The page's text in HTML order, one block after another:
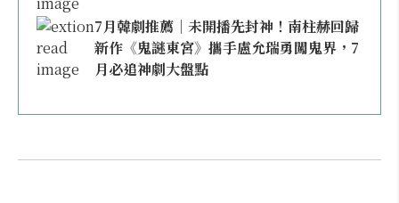
7月韓劇推薦｜未開播先封神！南柱赫回歸
新作《鬼謎東宮》攜手盧允瑞勇闖鬼界，7
月必追神劇大盤點